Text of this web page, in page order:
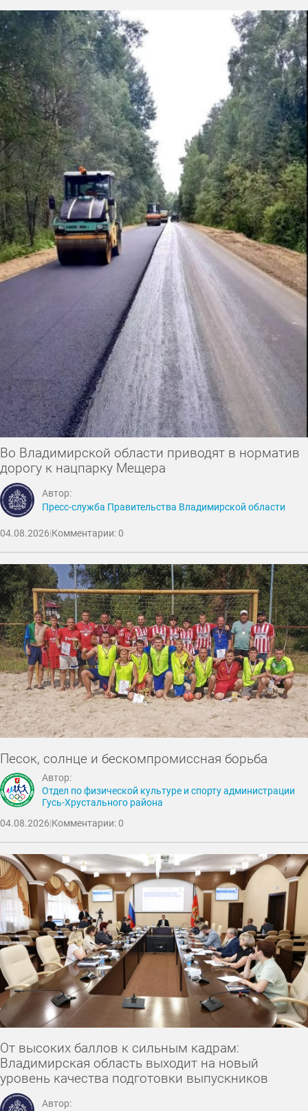
Во Владимирской области приводят в норматив
дорогу к нацпарку Мещера
Автор:
Пресс-служба Правительства Владимирской области
04.08.2026|Комментарии: 0
Песок, солнце и бескомпромиссная борьба
Автор:
Отдел по физической культуре и спорту администрации
Гусь-Хрустального района
04.08.2026|Комментарии: 0
От высоких баллов к сильным кадрам:
Владимирская область выходит на новый
уровень качества подготовки выпускников
Автор: